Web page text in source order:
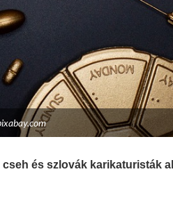
és szlovák karikaturisták